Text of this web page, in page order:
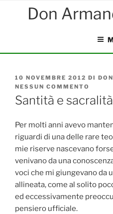
PUBBLICATO
IL
10 NOVEMBRE 2012 DI
NESSUN COMMENTO
E
Santità e sacralità
Per molti anni avevo
riguardi di una delle rare
mie riserve nascevano
venivano da una
voci che mi giungevano da
allineata, come al solito
ed eccessivamente
pensiero ufficiale.